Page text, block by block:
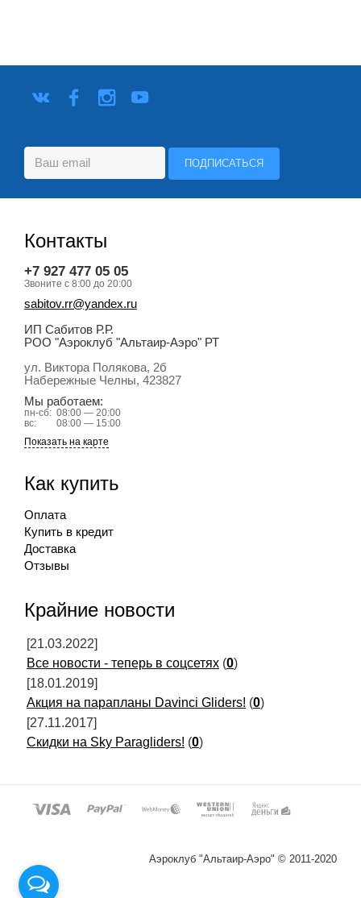
Контакты
+7 927 477 05 05
Звоните с 8:00 до 20:00
sabitov.rr@yandex.ru
ИП Сабитов Р.Р.
РОО "Аэроклуб "Альтаир-Аэро" РТ
ул. Виктора Полякова, 2б
Набережные Челны, 423827
Мы работаем:
пн-сб: 08:00 — 20:00
вс:
08:00 — 15:00
Показать на карте
Как купить
Оплата
Купить в кредит
Доставка
Отзывы
Крайние новости
[21.03.2022]
Все новости - теперь в соцсетях (0)
[18.01.2019]
Акция на парапланы Davinci Gliders! (0)
[27.11.2017]
Скидки на Sky Paragliders! (0)
Аэроклуб "Альтаир-Аэро" © 2011-2020